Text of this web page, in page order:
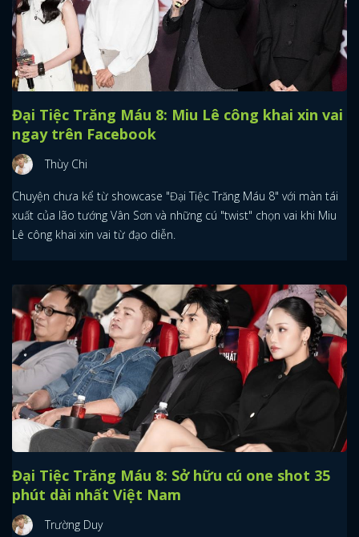
Đại Tiệc Trăng Máu 8: Miu Lê công khai xin vai
ngay trên Facebook
Thùy Chi
Chuyện chưa kể từ showcase "Đại Tiệc Trăng Máu 8" với màn tái
xuất của lão tướng Vân Sơn và những cú "twist" chọn vai khi Miu
Lê công khai xin vai từ đạo diễn.
Đại Tiệc Trăng Máu 8: Sở hữu cú one shot 35
phút dài nhất Việt Nam
Trường Duy